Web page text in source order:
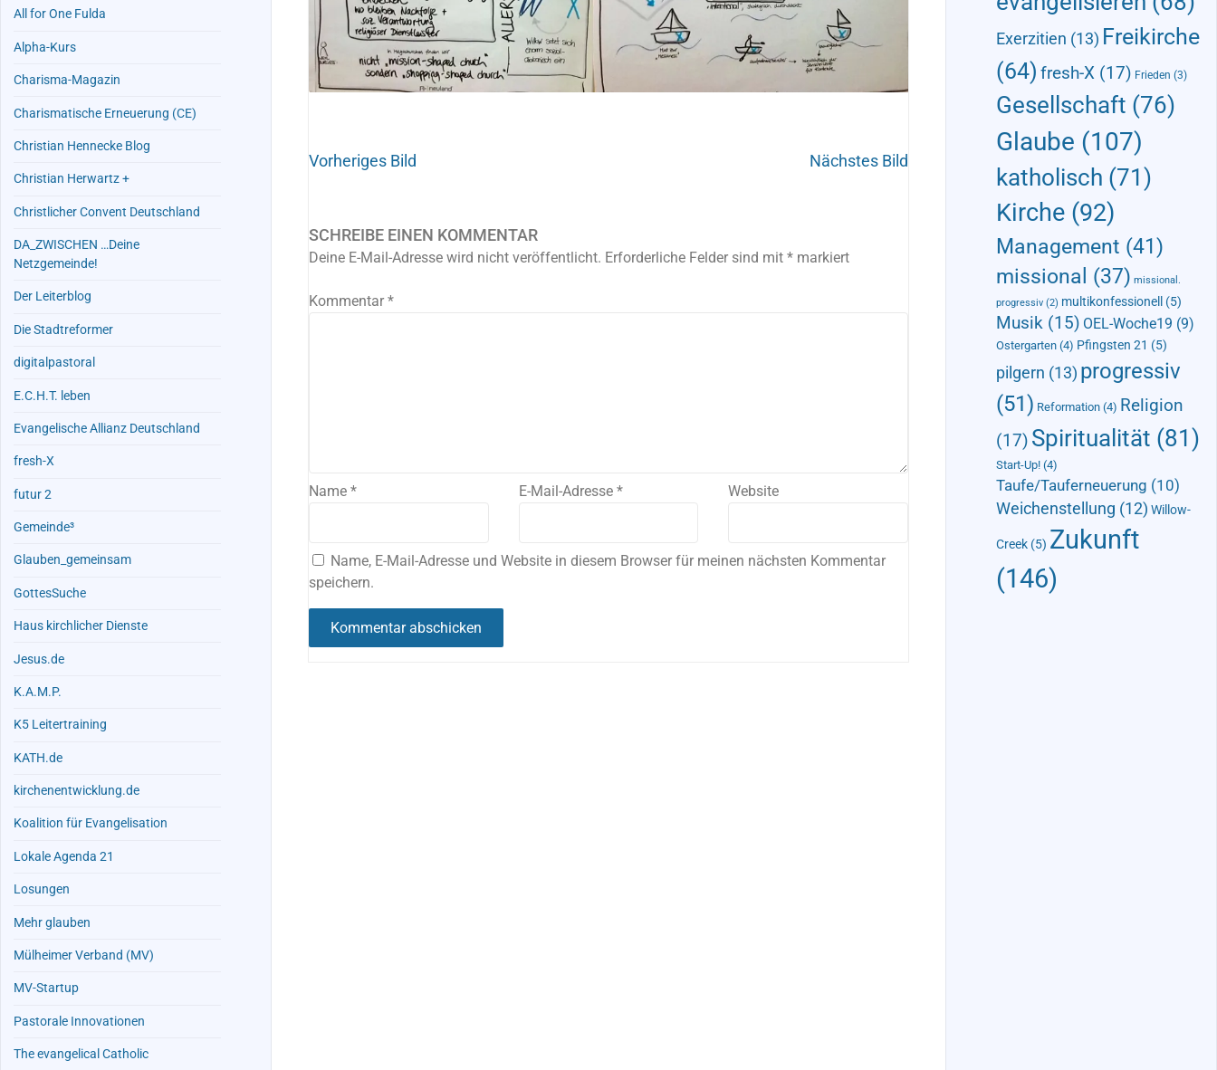
Vorheriges Bild Nächstes Bild
SCHREIBE EINEN KOMMENTAR
Deine E-Mail-Adresse wird nicht veröffentlicht. Erforderliche Felder sind mit * markiert
Kommentar *
Name * E-Mail-Adresse * Website
Name, E-Mail-Adresse und Website in diesem Browser für meinen nächsten Kommentar
speichern.
All for One Fulda
Alpha-Kurs
Charisma-Magazin
Charismatische Erneuerung (CE)
Christian Hennecke Blog
Christian Herwartz +
Christlicher Convent Deutschland
DA_ZWISCHEN …Deine
Netzgemeinde!
Der Leiterblog
Die Stadtreformer
digitalpastoral
E.C.H.T. leben
Evangelische Allianz Deutschland
fresh-X
futur 2
Gemeinde³
Glauben_gemeinsam
GottesSuche
Haus kirchlicher Dienste
Jesus.de
K.A.M.P.
K5 Leitertraining
KATH.de
kirchenentwicklung.de
Koalition für Evangelisation
Lokale Agenda 21
Losungen
Mehr glauben
Mülheimer Verband (MV)
MV-Startup
Pastorale Innovationen
The evangelical Catholic
Exerzitien (13) Freikirche
(64) fresh-X(17) Frieden (3)
Gesellschaft (76)
Glaube (107)
katholisch (71)
Kirche(92)
Management (41)
missional (37) missional.
progressiv(2) multikonfessionell (5)
Musik(15) OEL-Woche19 (9)
Ostergarten(4) Pfingsten 21 (5)
pilgern (13) progressiv
(51) Reformation(4) Religion
(17) Spiritualität (81)
Start-Up!(4)
Taufe/Tauferneuerung (10)
Weichenstellung (12) Willow-
Creek(5) Zukunft
(146)